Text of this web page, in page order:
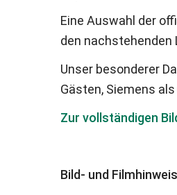
Eine Auswahl der
den nachstehenden
Unser besonderer
Gästen, Siemens
Zur vollständigen
Bild- und